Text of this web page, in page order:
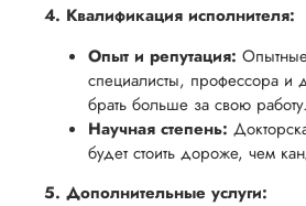
возврат.
4. Квалификация исполнителя:
Опыт и репутация:
специалисты, профессора и
брать больше за свою работу.
Научная степень:
будет стоить дороже, чем
5. Дополнительные услуги: